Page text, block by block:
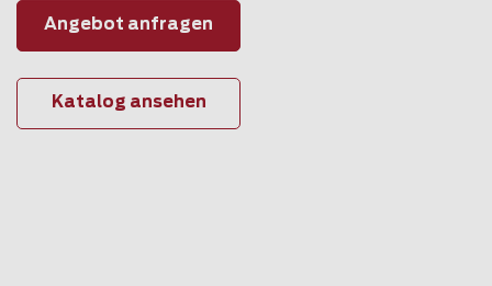
Angebot anfragen
Katalog ansehen